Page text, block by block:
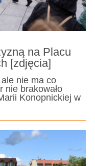
na Placu
[zdjęcia]
ale nie ma co
nie brakowało
Konopnickiej w